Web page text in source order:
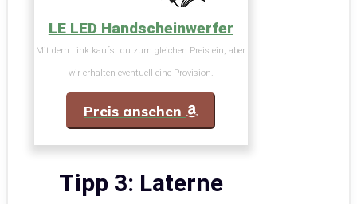
LE LED Handscheinwerfer
Mit dem Link kaufst du zum gleichen Preis ein, aber
wir erhalten eventuell eine Provision.
Preis ansehen
Tipp 3: Laterne